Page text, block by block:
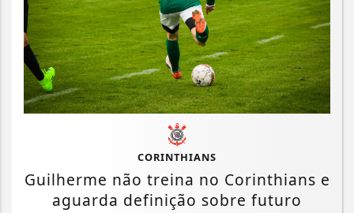
CORINTHIANS
Guilherme não treina no Corinthians e
aguarda definição sobre futuro